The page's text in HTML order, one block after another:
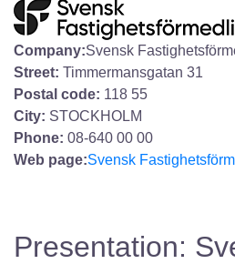
Company:Svensk
Street: Timmermansgatan 31
Postal code: 118 55
City: STOCKHOLM
Phone: 08-640 00 00
Web page:Svensk
Presentation: